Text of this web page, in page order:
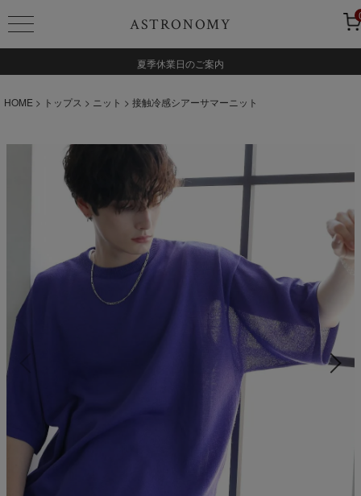
ASTRONOMY
夏季休業日のご案内
HOME トップス ニット 接触冷感シアーサマーニット